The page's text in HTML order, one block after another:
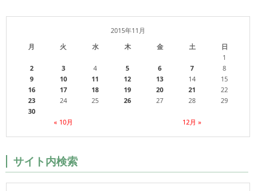
2015年11月
月
火 水 木 金 土 日
« 10月 12月 »
1
2
3 4 5 6 7
8
9
10 11 12 13 14
15
16
17 18 19 20 21
22
23
24 25 26 27 28
29
30
サイト内検索